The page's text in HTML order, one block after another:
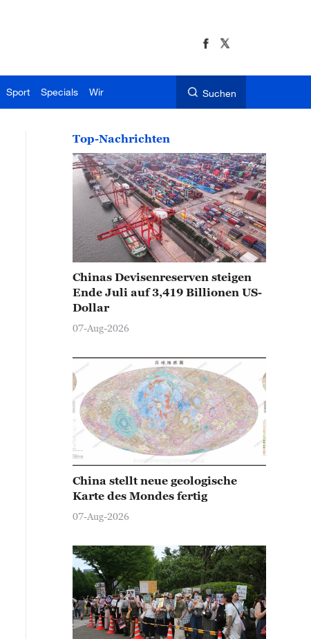
Sport Specials Wir Suchen
Top-Nachrichten
Chinas Devisenreserven steigen
Ende Juli auf 3,419 Billionen US-
Dollar
07-Aug-2026
China stellt neue geologische
Karte des Mondes fertig
07-Aug-2026